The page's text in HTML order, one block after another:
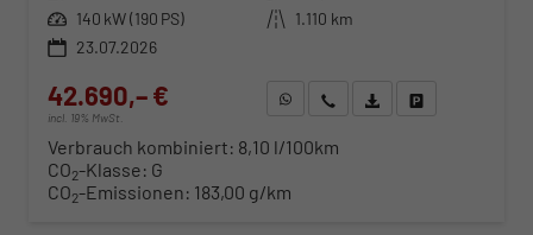
Leistung 140 kW (190 PS) Kilometerstand 1.110 km
23.07.2026
42.690,– €
incl. 19% MwSt.
WhatsApp anfragen
Wir rufen Sie anFahrzeugexposé (PDF)
Verbrauch kombiniert: 8,10 l/100km
CO2-Klasse: G
CO2-Emissionen: 183,00 g/km